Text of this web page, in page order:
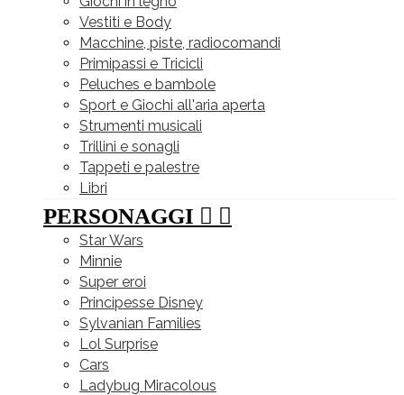
Vestiti e Body
Macchine, piste, radiocomandi
Primipassi e Tricicli
Peluches e bambole
Sport e Giochi all'aria aperta
Strumenti musicali
Trillini e sonagli
Tappeti e palestre
Libri
PERSONAGGI  
Star Wars
Minnie
Super eroi
Principesse Disney
Sylvanian Families
Lol Surprise
Cars
Ladybug Miracolous